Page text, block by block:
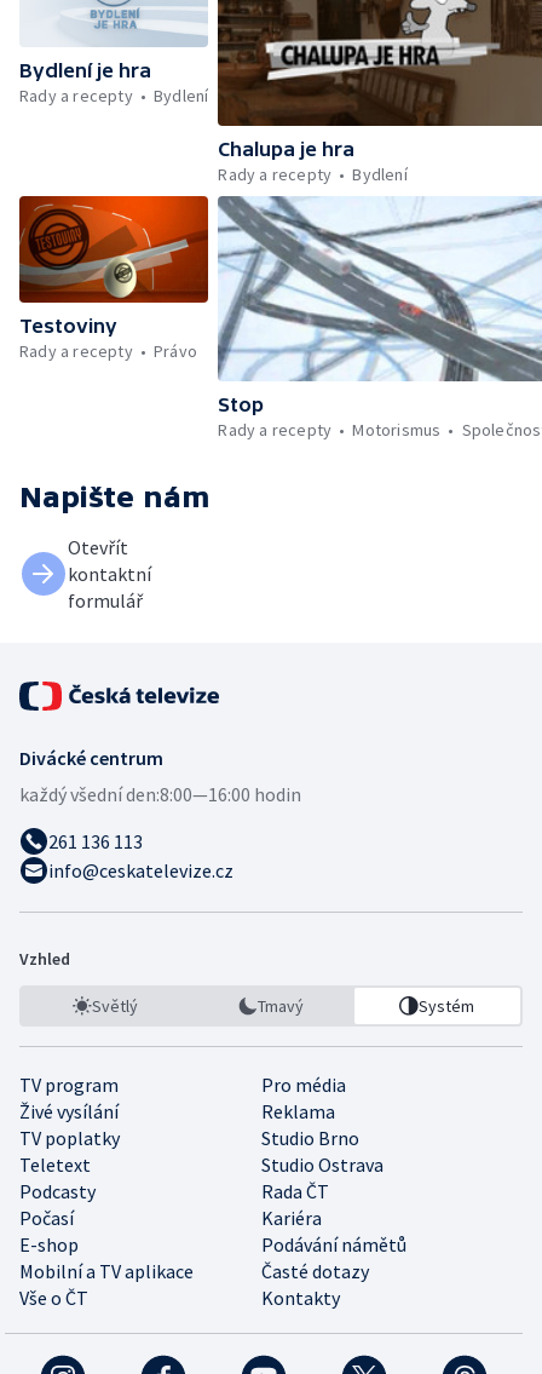
Bydlení je hra
Rady a recepty
Bydlení
Chalupa je hra
Rady a recepty
Bydlení
Testoviny
Rady a recepty
Právo
Stop
Rady a recepty
Motorismus
Napište nám
Otevřít
kontaktní
formulář
Divácké centrum
každý všední den:8:00—16:00 hodin
261 136 113
info@ceskatelevize.cz
Vzhled
Světlý Tmavý Systém
TV program
Pro média
Živé vysílání
Reklama
TV poplatky
Studio Brno
Teletext
Studio Ostrava
Podcasty
Rada ČT
Počasí
Kariéra
E-shop
Podávání námětů
Mobilní a TV aplikace
Časté dotazy
Vše o ČT
Kontakty